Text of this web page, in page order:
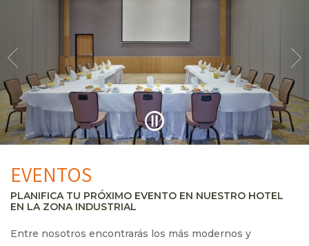
EVENTOS
PLANIFICA TU PRÓXIMO EVENTO EN NUESTRO HOTEL
EN LA ZONA INDUSTRIAL
Entre nosotros encontrarás los más modernos y